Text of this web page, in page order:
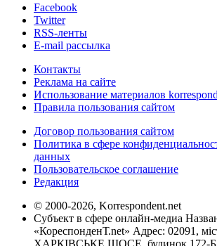
Facebook
Twitter
RSS-ленты
E-mail рассылка
Контакты
Реклама на сайте
Использование материалов
Правила пользования сайтом
Договор пользования сайтом
Политика в сфере
данных
Пользовательское соглашение
Редакция
© 2000-2026, Korrespondent.net
Субъект в сфере онлайн-медиа
«КореспонденТ.net» Адрес: 02091,
ХАРКІВСЬКЕ ШОСЕ, будинок 172-Б,